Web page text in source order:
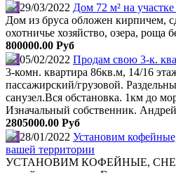
29/03/2022 Дом 72 м² на участке
Дом из бруса обложен кирпичем,
охотничье хозяйство, озера, роща
800000.00 Руб
05/02/2022 Продам свою 3-к.
3-комн. квартира 86кв.м, 14/16
пассажирский/грузовой.
санузел.Вся обстановка. 1км до
Изначальный собственник.
2805000.00 Руб
28/01/2022 Установим
вашей территории
УСТАНОВИМ КОФЕЙНЫЕ,